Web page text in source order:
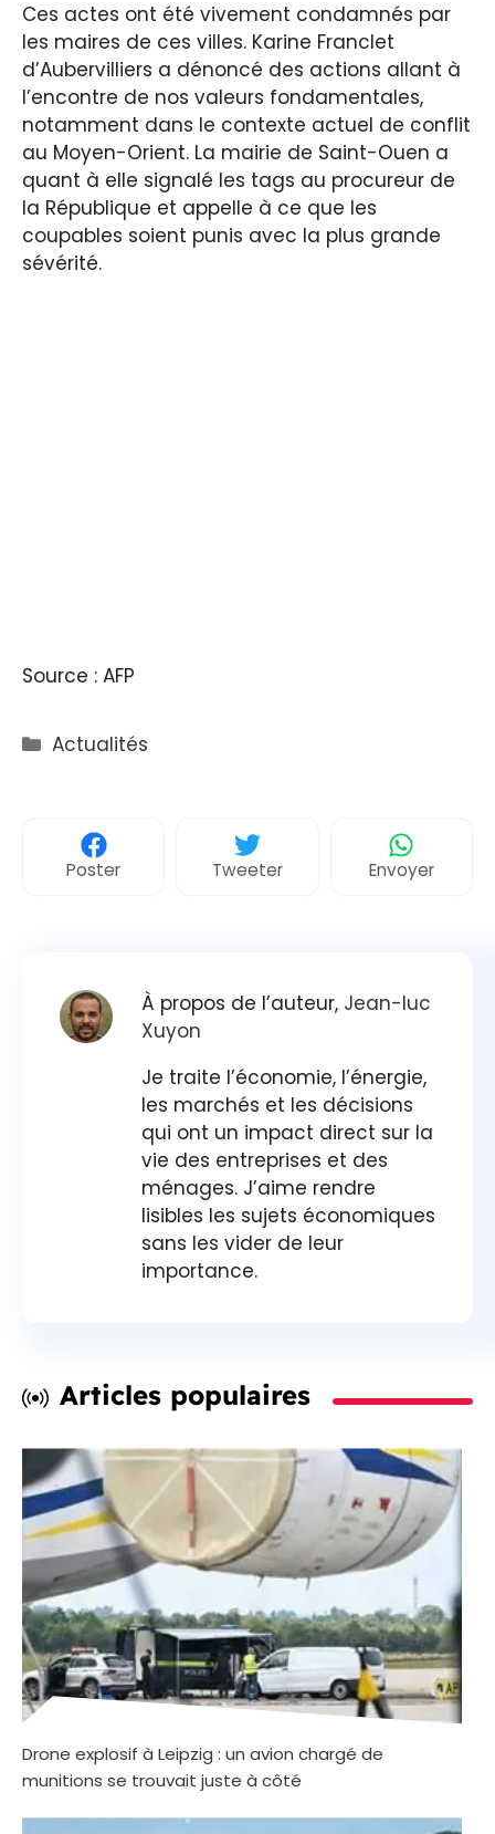
Ces actes ont été vivement condamnés par
les maires de ces villes. Karine Franclet
d’Aubervilliers a dénoncé des actions allant à
l’encontre de nos valeurs fondamentales,
notamment dans le contexte actuel de conflit
au Moyen-Orient. La mairie de Saint-Ouen a
quant à elle signalé les tags au procureur de
la République et appelle à ce que les
coupables soient punis avec la plus grande
sévérité.
Source : AFP
Catégories
Actualités
Poster Tweeter Envoyer
À propos de l’auteur, Jean-luc
Xuyon
Je traite l’économie, l’énergie,
les marchés et les décisions
qui ont un impact direct sur la
vie des entreprises et des
ménages. J’aime rendre
lisibles les sujets économiques
sans les vider de leur
importance.
Articles populaires
Drone explosif à Leipzig : un avion chargé de
munitions se trouvait juste à côté